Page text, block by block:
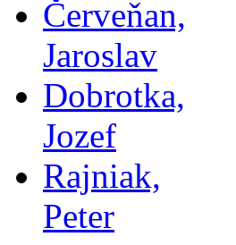
Červeňan,
Jaroslav
Dobrotka,
Jozef
Rajniak,
Peter